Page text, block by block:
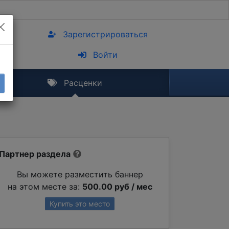
Зарегистрироваться
Войти
Расценки
Партнер раздела
Вы можете разместить баннер
на этом месте за: 500.00 руб / мес
Купить это место